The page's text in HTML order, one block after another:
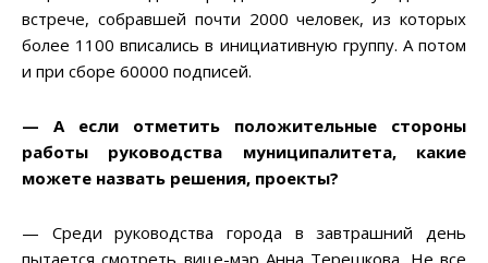
встрече, собравшей почти 2000 человек, из которых
более 1100 вписались в инициативную группу. А потом
и при сборе 60000 подписей.
— А если отметить положительные стороны
работы руководства муниципалитета, какие
можете назвать решения, проекты?
— Среди руководства города в завтрашний день